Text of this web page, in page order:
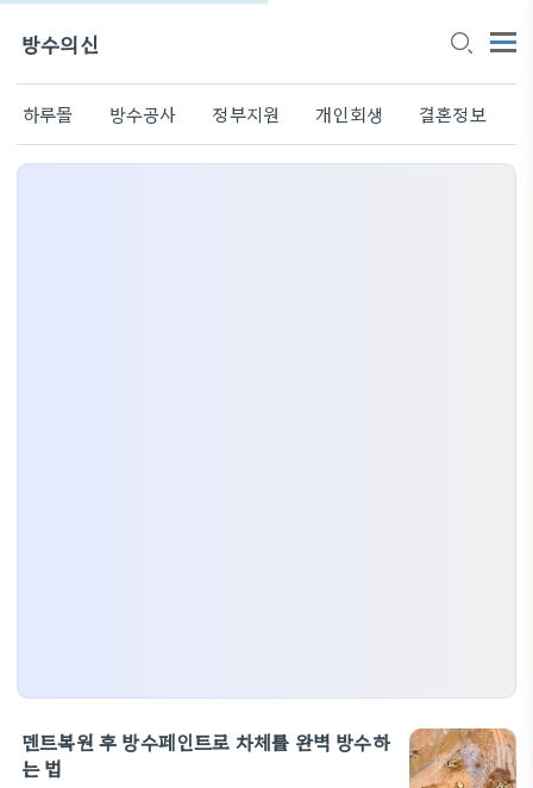
방수의신
하루몰 방수공사 정부지원 개인회생 결혼정보
덴트복원 후 방수페인트로 차체를 완벽 방수하
는 법